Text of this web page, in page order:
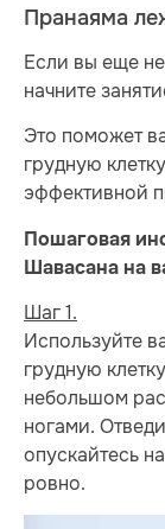
Пранаяма
Если вы еще
начните
Это поможет
грудную
эффективной
Пошаговая
Шавасана на
Шаг 1.
Используйте
грудную
небольшом
ногами.
опускайтесь
ровно.